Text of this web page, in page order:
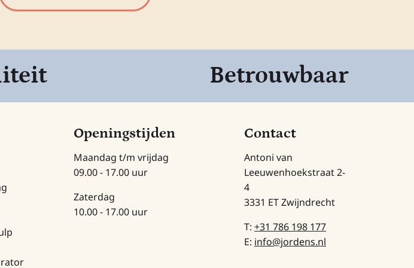
Betrouwbaar
Openingstijden
Maandag t/m vrijdag
09.00 - 17.00 uur
Zaterdag
10.00 - 17.00 uur
Contact
Antoni van
Leeuwenhoekstraat 2-
4
3331 ET Zwijndrecht
T: +31 786 198 177
E: info@jordens.nl